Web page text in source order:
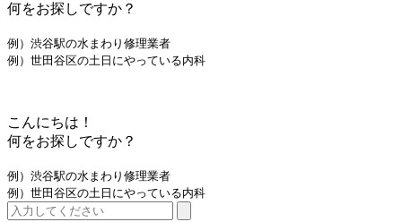
何をお探しですか？
例）渋谷駅の水まわり修理業者
例）世田谷区の土日にやっている内科
こんにちは！
何をお探しですか？
例）渋谷駅の水まわり修理業者
例）世田谷区の土日にやっている内科